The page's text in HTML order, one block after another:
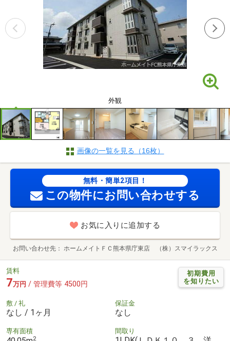
外観
画像の一覧を見る（16枚）
無料・簡単2項目！
この物件にお問い合わせする
お気に入りに追加する
お問い合わせ先 ホームメイトＦＣ熊本県庁東店 （株）スマイラックス
初期費用
を知りたい
賃料
7万円 / 管理費等 4500円
敷 / 礼
なし / 1ヶ月
保証金
なし
専有面積
2
間取り